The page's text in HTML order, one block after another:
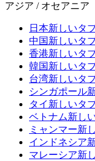
アジア / オセアニア
日本新しいタ
中国新しいタ
香港新しいタ
韓国新しいタ
台湾新しいタ
シンガポール
タイ 新しいタ
ベトナム新し
ミャンマー新
インドネシア
マレーシア新